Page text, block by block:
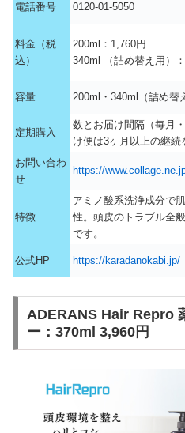
電話番号 0120-01-5050
料金（税
込）
200ml：1,760円
340ml （詰め替え用）
容量 200ml・340ml（詰め替
定期購入
数とお届け間隔（毎月
け便は3ヶ月以上の継続
お問い合わ
せ
https://
特徴
アミノ酸系洗浄成分で
性。頭皮のトラブル全
です。
公式HP https://karadanokabi.jp/
ADERANS Hair Repro
ー：370ml 3,960円